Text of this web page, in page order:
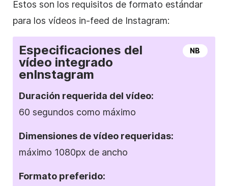
Estos son los requisitos de formato estándar
para los vídeos in-feed de Instagram:
NB
Especificaciones del
vídeo integrado
enInstagram
Duración requerida del vídeo:
60 segundos como máximo
Dimensiones devídeo requeridas:
máximo 1080px de ancho
Formato preferido: